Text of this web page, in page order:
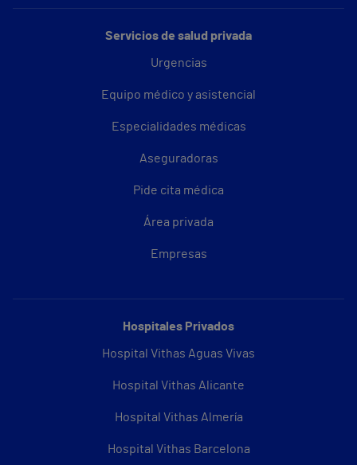
Servicios de salud privada
Urgencias
Equipo médico y asistencial
Especialidades médicas
Aseguradoras
Pide cita médica
Área privada
Empresas
Hospitales Privados
Hospital Vithas Aguas Vivas
Hospital Vithas Alicante
Hospital Vithas Almería
Hospital Vithas Barcelona